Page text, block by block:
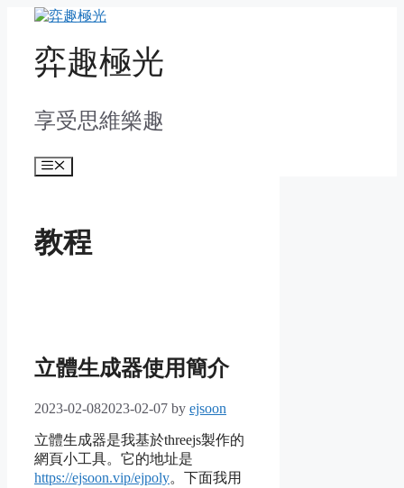
content弈趣極光
享受思維樂趣
Menu
教程
立體生成器使用簡介
2023-02-082023-02-07 by ejsoon
立體生成器是我基於threejs製作的
網頁小工具。它的地址是
https://ejsoon.vip/ejpoly。下面我用